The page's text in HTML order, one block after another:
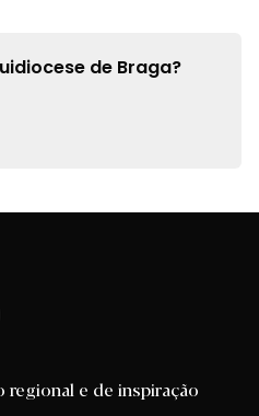
de Braga?
e de inspiração